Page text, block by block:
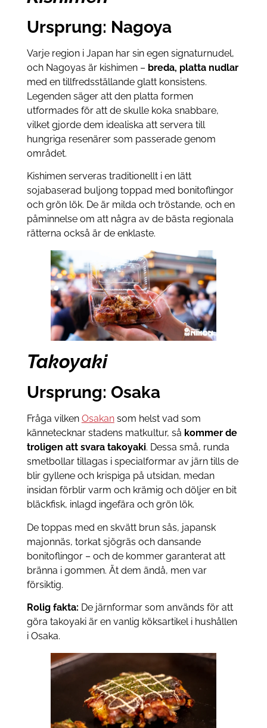
Ursprung: Nagoya
Varje region i Japan har sin egen signaturnudel,
och Nagoyas är kishimen – breda, platta nudlar
med en tillfredsställande glatt konsistens.
Legenden säger att den platta formen
utformades för att de skulle koka snabbare,
vilket gjorde dem idealiska att servera till
hungriga resenärer som passerade genom
området.
Kishimen serveras traditionellt i en lätt
sojabaserad buljong toppad med bonitoflingor
och grön lök. De är milda och tröstande, och en
påminnelse om att några av de bästa regionala
rätterna också är de enklaste.
Takoyaki
Ursprung: Osaka
Fråga vilken Osakansom helst vad som
kännetecknar stadens matkultur, så kommer de
troligen att svara takoyaki. Dessa små, runda
smetbollar tillagas i specialformar av järn tills de
blir gyllene och krispiga på utsidan, medan
insidan förblir varm och krämig och döljer en bit
bläckfisk, inlagd ingefära och grön lök.
De toppas med en skvätt brun sås, japansk
majonnäs, torkat sjögräs och dansande
bonitoflingor – och de kommer garanterat att
bränna i gommen. Ät dem ändå, men var
försiktig.
Rolig fakta: De järnformar som används för att
göra takoyaki är en vanlig köksartikel i hushållen
i Osaka.